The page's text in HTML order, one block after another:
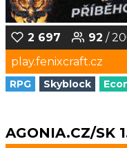
2 697 92 /
play.fenixcraft.cz
RPG Skyblock
AGONIA.CZ/SK